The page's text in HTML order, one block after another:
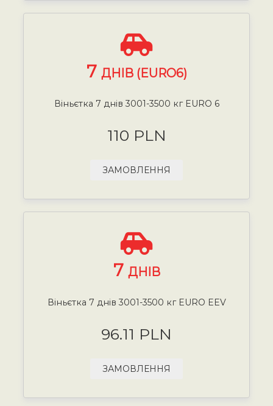
7 ДНІВ (EURO6)
Віньєтка 7 днів 3001-3500 кг EURO 6
110 PLN
ЗАМОВЛЕННЯ
7 ДНІВ
Віньєтка 7 днів 3001-3500 кг EURO EEV
96.11 PLN
ЗАМОВЛЕННЯ